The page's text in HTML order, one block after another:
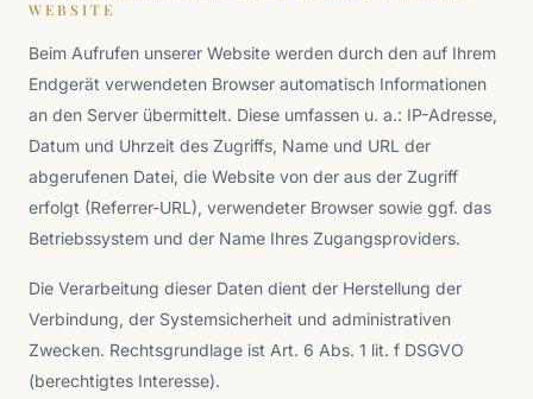
WEBSITE
Beim Aufrufen unserer Website werden durch den auf Ihrem
Endgerät verwendeten Browser automatisch Informationen
an den Server übermittelt. Diese umfassen u. a.: IP-Adresse,
Datum und Uhrzeit des Zugriffs, Name und URL der
abgerufenen Datei, die Website von der aus der Zugriff
erfolgt (Referrer-URL), verwendeter Browser sowie ggf. das
Betriebssystem und der Name Ihres Zugangsproviders.
Die Verarbeitung dieser Daten dient der Herstellung der
Verbindung, der Systemsicherheit und administrativen
Zwecken. Rechtsgrundlage ist Art. 6 Abs. 1 lit. f DSGVO
(berechtigtes Interesse).